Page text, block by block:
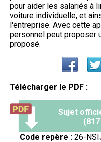
pour aider les salariés à
voiture individuelle, et
l'entreprise. Avec cette
personnel peut proposer
proposé.
Télécharger le PDF :
Sujet
Code repère : 26-